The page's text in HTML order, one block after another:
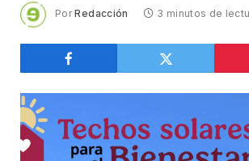
Por Redacción 3 minutos de